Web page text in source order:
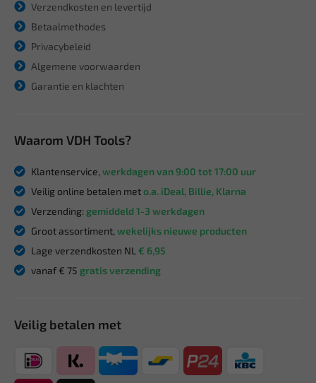
Verzendkosten en levertijd
Betaalmethodes
Privacybeleid
Algemene voorwaarden
Garantie en klachten
Waarom VDH Tools?
Klantenservice, werkdagen van 9:00 tot 17:00 uur
Veilig online betalen meto.a. iDeal, Billie, Klarna
Verzending: gemiddeld 1-3 werkdagen
Groot assortiment, wekelijks nieuwe producten
Lage verzendkosten NL € 6,95
vanaf € 75 gratis verzending
Veilig betalen met